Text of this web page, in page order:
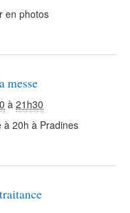
en photos
messe
à 21h30
20h à Pradines